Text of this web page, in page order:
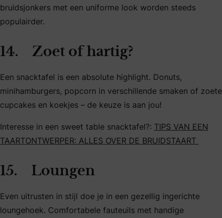
bruidsjonkers met een uniforme look worden steeds
populairder.
14. Zoet of hartig?
Een snacktafel is een absolute highlight. Donuts,
minihamburgers, popcorn in verschillende smaken of zoete
cupcakes en koekjes – de keuze is aan jou!
Interesse in een sweet table snacktafel?: TIPS VAN EEN
TAARTONTWERPER: ALLES OVER DE BRUIDSTAART
15. Loungen
Even uitrusten in stijl doe je in een gezellig ingerichte
loungehoek. Comfortabele fauteuils met handige